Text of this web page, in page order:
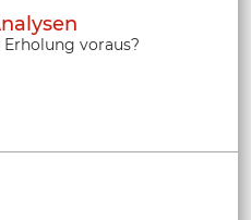
Erholung voraus?